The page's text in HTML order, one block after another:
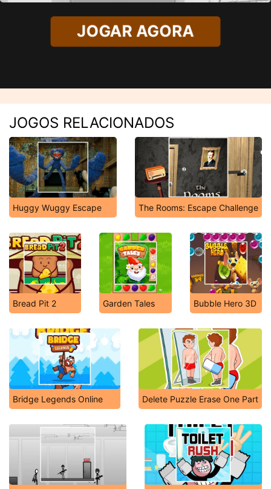
JOGAR AGORA
JOGOS RELACIONADOS
Huggy Wuggy Escape The Rooms: Escape Challenge
Bread Pit 2 Garden Tales Bubble Hero 3D
Bridge Legends Online Delete Puzzle Erase One Part